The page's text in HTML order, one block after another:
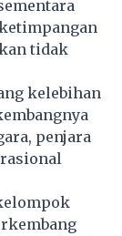
tidak
kelebihan
penjara